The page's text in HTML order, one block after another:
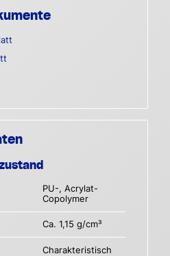
PU-, Acrylat-
Copolymer
Ca. 1,15 g/cm³
Charakteristisch